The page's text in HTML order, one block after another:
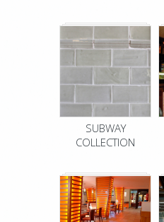
SUBWAY
COLLECTION